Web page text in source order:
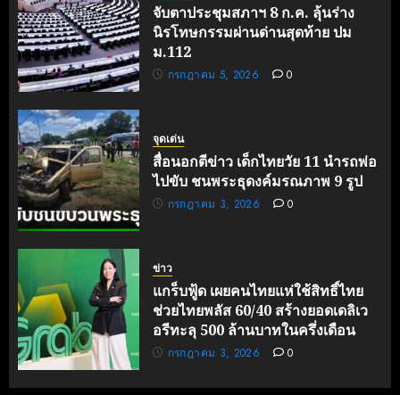
จับตาประชุมสภาฯ 8 ก.ค. ลุ้นร่าง
นิรโทษกรรมผ่านด่านสุดท้าย ปม
ม.112
กรกฎาคม 5, 2026 0
จุดเด่น
สื่อนอกตีข่าว เด็กไทยวัย 11 นำรถพ่อ
ไปขับ ชนพระธุดงค์มรณภาพ 9 รูป
กรกฎาคม 3, 2026 0
ข่าว
แกร็บฟู้ด เผยคนไทยแห่ใช้สิทธิ์ไทย
ช่วยไทยพลัส 60/40 สร้างยอดเดลิเว
อรีทะลุ 500 ล้านบาทในครึ่งเดือน
กรกฎาคม 3, 2026 0